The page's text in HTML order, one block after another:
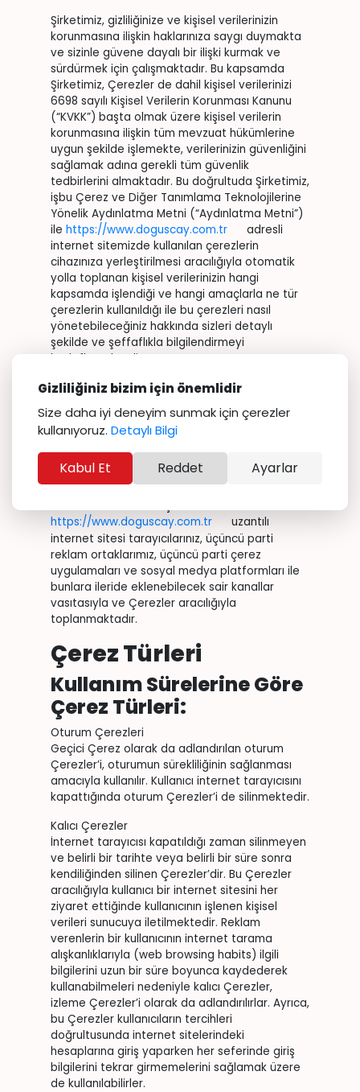
Şirketimiz, gizliliğinize ve kişisel verilerinizin
korunmasına ilişkin haklarınıza saygı duymakta
ve sizinle güvene dayalı bir ilişki kurmak ve
sürdürmek için çalışmaktadır. Bu kapsamda
Şirketimiz, Çerezler de dahil kişisel verilerinizi
6698 sayılı Kişisel Verilerin Korunması Kanunu
(“KVKK”) başta olmak üzere kişisel verilerin
korunmasına ilişkin tüm mevzuat hükümlerine
uygun şekilde işlemekte, verilerinizin güvenliğini
sağlamak adına gerekli tüm güvenlik
tedbirlerini almaktadır. Bu doğrultuda Şirketimiz,
işbu Çerez ve Diğer Tanımlama Teknolojilerine
Yönelik Aydınlatma Metni (“Aydınlatma Metni”)
ile https://www.doguscay.com.tr
adresli
internet sitemizde kullanılan çerezlerin
cihazınıza yerleştirilmesi aracılığıyla otomatik
yolla toplanan kişisel verilerinizin hangi
kapsamda işlendiği ve hangi amaçlarla ne tür
çerezlerin kullanıldığı ile bu çerezleri nasıl
yönetebileceğiniz hakkında sizleri detaylı
şekilde ve şeffaflıkla bilgilendirmeyi
hedeflemektedir.
Kişisel Verilerinizin
Toplanma
Yöntemleri
Kişisel verileriniz, Şirketimiz tarafından
https://www.doguscay.com.tr
uzantılı
internet sitesi tarayıcılarınız, üçüncü parti
reklam ortaklarımız, üçüncü parti çerez
uygulamaları ve sosyal medya platformları ile
bunlara ileride eklenebilecek sair kanallar
vasıtasıyla ve Çerezler aracılığıyla
toplanmaktadır.
Çerez Türleri
Kullanım Sürelerine Göre
Çerez Türleri:
Oturum Çerezleri
Geçici Çerez olarak da adlandırılan oturum
Çerezler’i, oturumun sürekliliğinin sağlanması
amacıyla kullanılır. Kullanıcı internet tarayıcısını
kapattığında oturum Çerezler’i de silinmektedir.
Kalıcı Çerezler
İnternet tarayıcısı kapatıldığı zaman silinmeyen
ve belirli bir tarihte veya belirli bir süre sonra
kendiliğinden silinen Çerezler’dir. Bu Çerezler
aracılığıyla kullanıcı bir internet sitesini her
ziyaret ettiğinde kullanıcının işlenen kişisel
verileri sunucuya iletilmektedir. Reklam
verenlerin bir kullanıcının internet tarama
alışkanlıklarıyla (web browsing habits) ilgili
bilgilerini uzun bir süre boyunca kaydederek
kullanabilmeleri nedeniyle kalıcı Çerezler,
izleme Çerezler’i olarak da adlandırılırlar. Ayrıca,
bu Çerezler kullanıcıların tercihleri
doğrultusunda internet sitelerindeki
hesaplarına giriş yaparken her seferinde giriş
bilgilerini tekrar girmemelerini sağlamak üzere
de kullanılabilirler.
Gizliliğiniz bizim için önemlidir
Size daha iyi deneyim sunmak için çerezler
kullanıyoruz. Detaylı Bilgi
Kabul Et Reddet Ayarlar